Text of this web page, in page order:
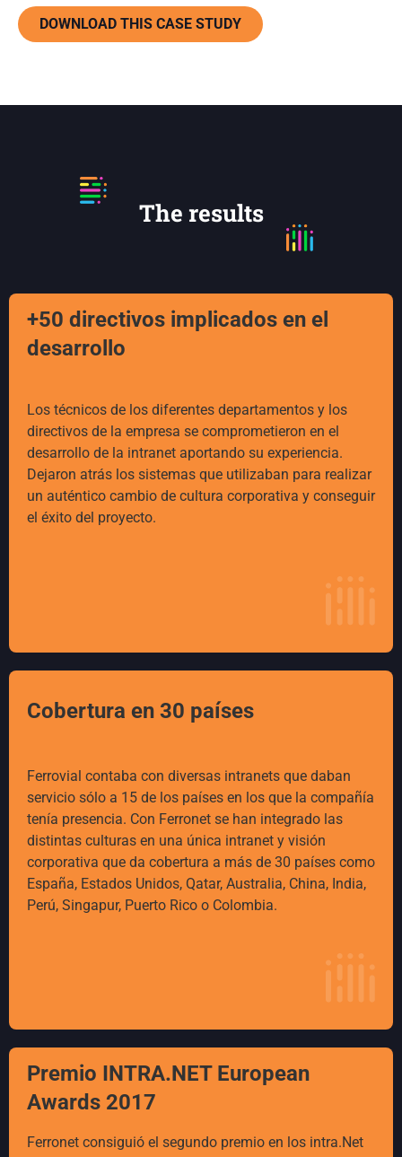
DOWNLOAD THIS CASE STUDY
The results
+50 directivos implicados en el
desarrollo
Los técnicos de los diferentes departamentos y los
directivos de la empresa se comprometieron en el
desarrollo de la intranet aportando su experiencia.
Dejaron atrás los sistemas que utilizaban para realizar
un auténtico cambio de cultura corporativa y conseguir
el éxito del proyecto.
Cobertura en 30 países
Ferrovial contaba con diversas intranets que daban
servicio sólo a 15 de los países en los que la compañía
tenía presencia. Con Ferronet se han integrado las
distintas culturas en una única intranet y visión
corporativa que da cobertura a más de 30 países como
España, Estados Unidos, Qatar, Australia, China, India,
Perú, Singapur, Puerto Rico o Colombia.
Premio INTRA.NET European
Awards 2017
Ferronet consiguió el segundo premio en los intra.Net